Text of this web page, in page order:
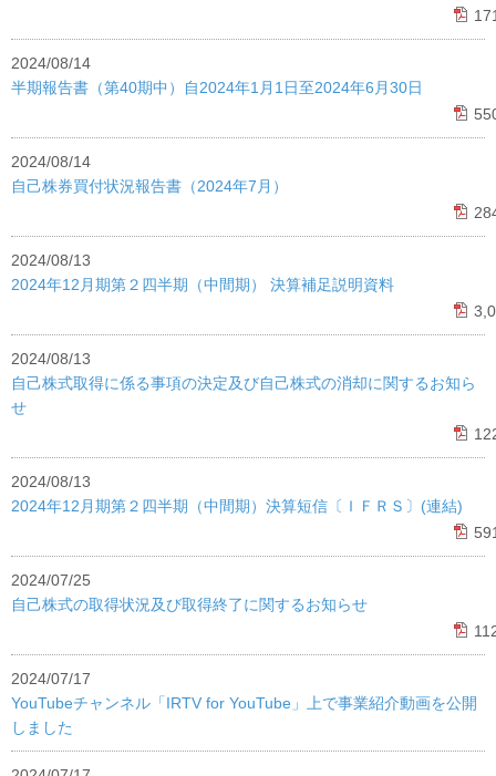
2024/08/14
半期報告書（第40期中）自2024年1月1日至2024年6月30日
2024/08/14
自己株券買付状況報告書（2024年7月）
2024/08/13
2024年12月期第２四半期（中間期） 決算補足説明資料
2024/08/13
自己株式取得に係る事項の決定及び自己株式の消却に関するお知ら
せ
2024/08/13
2024年12月期第２四半期（中間期）決算短信〔ＩＦＲＳ〕(連結)
2024/07/25
自己株式の取得状況及び取得終了に関するお知らせ
2024/07/17
YouTubeチャンネル「IRTV for YouTube」上で事業紹介動画を公開
しました